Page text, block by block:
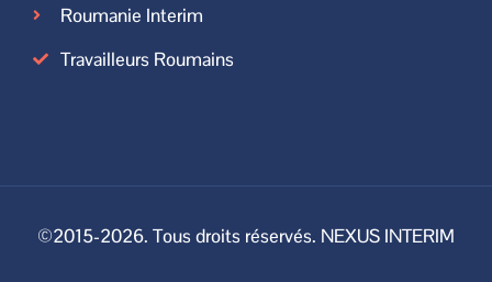
Roumanie Interim
Travailleurs Roumains
©2015-2026. Tous droits réservés. NEXUS INTERIM